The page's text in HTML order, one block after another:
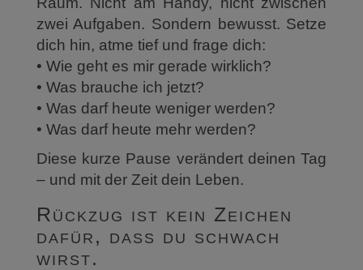
zwei Aufgaben. Sondern bewusst. Setze
dich hin, atme tief und frage dich:
• Wie geht es mir gerade wirklich?
• Was brauche ich jetzt?
• Was darf heute weniger werden?
• Was darf heute mehr werden?
Diese kurze Pause verändert deinen Tag
– und mit der Zeit dein Leben.
Rückzug ist kein Zeichen
dafür, dass du schwach
wirst.